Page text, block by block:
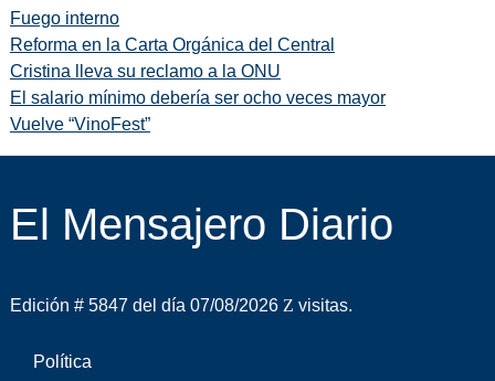
Fuego interno
Reforma en la Carta Orgánica del Central
Cristina lleva su reclamo a la ONU
El salario mínimo debería ser ocho veces mayor
Vuelve “VinoFest”
El Mensajero Diario
Edición # 5847 del día 07/08/2026 visitas.
Política